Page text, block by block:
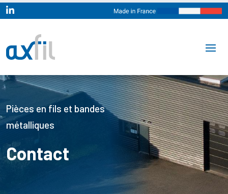

Pièces en fils et bandes
métalliques
Contact